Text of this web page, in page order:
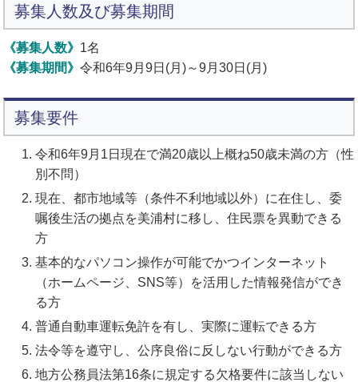
募集人数及び募集期間
《募集人数》 1名
《募集期間》令和6年9月9日(月)～9月30日(月)
募集要件
令和6年9月1日現在で満20歳以上概ね50歳未満の方（性
別不問）
現在、都市地域等（条件不利地域以外）に在住し、委
嘱後生活の拠点を美浦村に移し、住民票を異動できる
方
基本的なパソコン操作が可能でかつインターネット
（ホームページ、 SNS等）を活用した情報発信ができ
る方
普通自動車運転免許を有し、実際に運転できる方
法令等を遵守し、公序良俗に反しない行動ができる方
地方公務員法第16条に規定する欠格要件に該当しない